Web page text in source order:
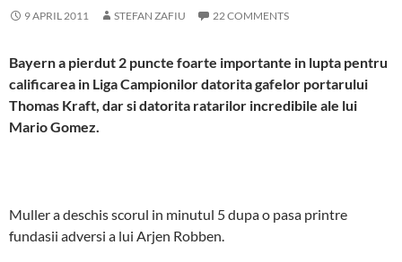
9 APRIL 2011 STEFAN ZAFIU 22 COMMENTS
Bayern a pierdut 2 puncte foarte importante in lupta pentru
calificarea in Liga Campionilor datorita gafelor portarului
Thomas Kraft, dar si datorita ratarilor incredibile ale lui
Mario Gomez.
Muller a deschis scorul in minutul 5 dupa o pasa printre
fundasii adversi a lui Arjen Robben.